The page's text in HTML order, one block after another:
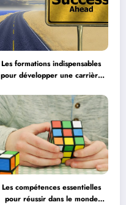
Les formations indispensables
pour développer une carrière
Les compétences essentielles
pour réussir dans le monde